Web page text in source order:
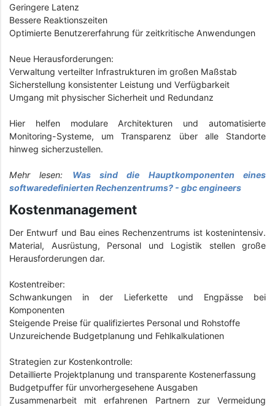
Geringere Latenz
Bessere Reaktionszeiten
Optimierte Benutzererfahrung für zeitkritische Anwendungen
Neue Herausforderungen:
Verwaltung verteilter Infrastrukturen im großen Maßstab
Sicherstellung konsistenter Leistung und Verfügbarkeit
Umgang mit physischer Sicherheit und Redundanz
Hier helfen modulare Architekturen und automatisierte
Monitoring-Systeme, um Transparenz über alle Standorte
hinweg sicherzustellen.
Mehr lesen: Was sind die Hauptkomponenten eines
softwaredefinierten Rechenzentrums? - gbc engineers
Kostenmanagement
Der Entwurf und Bau eines Rechenzentrums ist kostenintensiv.
Material, Ausrüstung, Personal und Logistik stellen große
Herausforderungen dar.
Kostentreiber:
Schwankungen in der Lieferkette und Engpässe bei
Komponenten
Steigende Preise für qualifiziertes Personal und Rohstoffe
Unzureichende Budgetplanung und Fehlkalkulationen
Strategien zur Kostenkontrolle:
Detaillierte Projektplanung und transparente Kostenerfassung
Budgetpuffer für unvorhergesehene Ausgaben
Zusammenarbeit mit erfahrenen Partnern zur Vermeidung